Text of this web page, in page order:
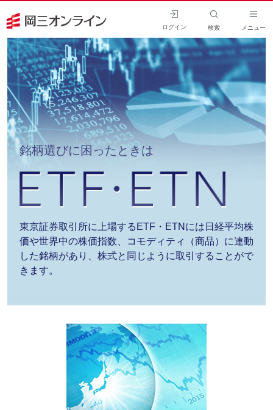
ログイン 検索 メニュー
銘柄選びに困ったときは
東京証券取引所に上場するETF・ETNには日経平均株
価や世界中の株価指数、コモディティ（商品）に連動
した銘柄があり、株式と同じように取引することがで
きます。